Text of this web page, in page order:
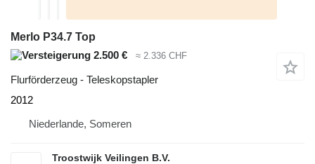
Merlo P34.7 Top
2.500 €
≈ 2.336 CHF
Flurförderzeug - Teleskopstapler
2012
Niederlande, Someren
Troostwijk Veilingen B.V.